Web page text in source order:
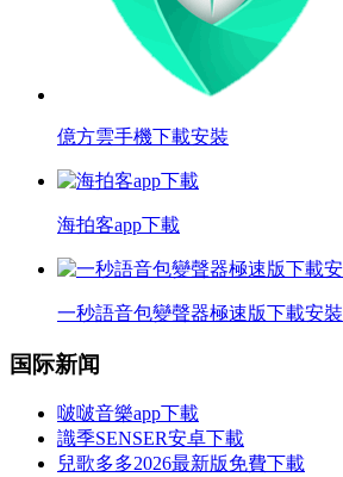
億方雲手機下載安裝
海拍客app下載
一秒語音包變聲器極速版下載安裝
国际新闻
啵啵音樂app下載
識季SENSER安卓下載
兒歌多多2026最新版免費下載